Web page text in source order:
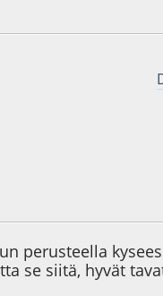
perusteella
se siitä, hyvät